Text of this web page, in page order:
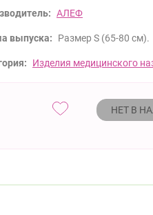
АЛЕФ
выпуска: Размер S (65-80 см).
Изделия медицинского
НЕТ В